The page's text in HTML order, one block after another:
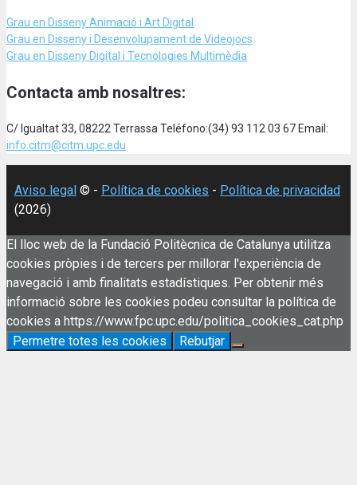
Grau en Disseny Animació i Art Digital
Grau en Disseny i Desenvolupament de Videojocs
Grau en Disseny Digital i Tecnologies Multimèdia
Contacta amb nosaltres:
C/ Igualtat 33, 08222 Terrassa Teléfono:(34) 93 112 03 67 Email:
info.citm@citm.upc.edu
Aviso legal © - Política de cookies - Política de privacidad
(2026)
El lloc web de la Fundació Politècnica de Catalunya utilitza
cookies pròpies i de tercers per millorar l'experiència de
navegació i amb finalitats estadístiques. Per obtenir més
informació sobre les cookies podeu consultar la política de
cookies a https://www.fpc.upc.edu/politica_cookies_cat.php
Permetre totes les cookies
Rebutjar